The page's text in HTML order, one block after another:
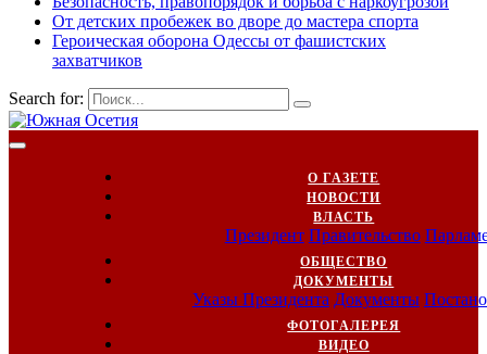
От детских пробежек во дворе до мастера спорта
Героическая оборона Одессы от фашистских
захватчиков
Search for:
О ГАЗЕТЕ
НОВОСТИ
ВЛАСТЬ
Президент Правительство
ОБЩЕСТВО
ДОКУМЕНТЫ
Указы Президента Документы
ФОТОГАЛЕРЕЯ
ВИДЕО